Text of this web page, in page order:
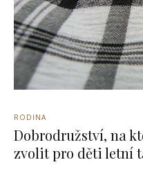
RODINA
Dobrodružství, na
zvolit pro děti letní